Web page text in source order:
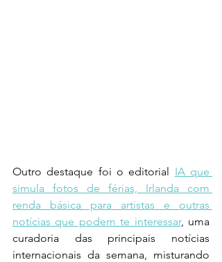
Outro destaque foi o editorial IA que
simula fotos de férias, Irlanda com
renda básica para artistas e outras
notícias que podem te interessar, uma
curadoria das principais notícias
internacionais da semana, misturando